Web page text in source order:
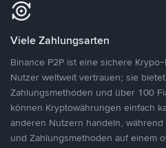
Viele Zahlungsarten
Binance P2P ist eine sichere
Nutzer weltweit vertrauen; sie
Zahlungsmethoden und über 100
können Kryptowährungen einfach
anderen Nutzern handeln,
und Zahlungsmethoden auf einem